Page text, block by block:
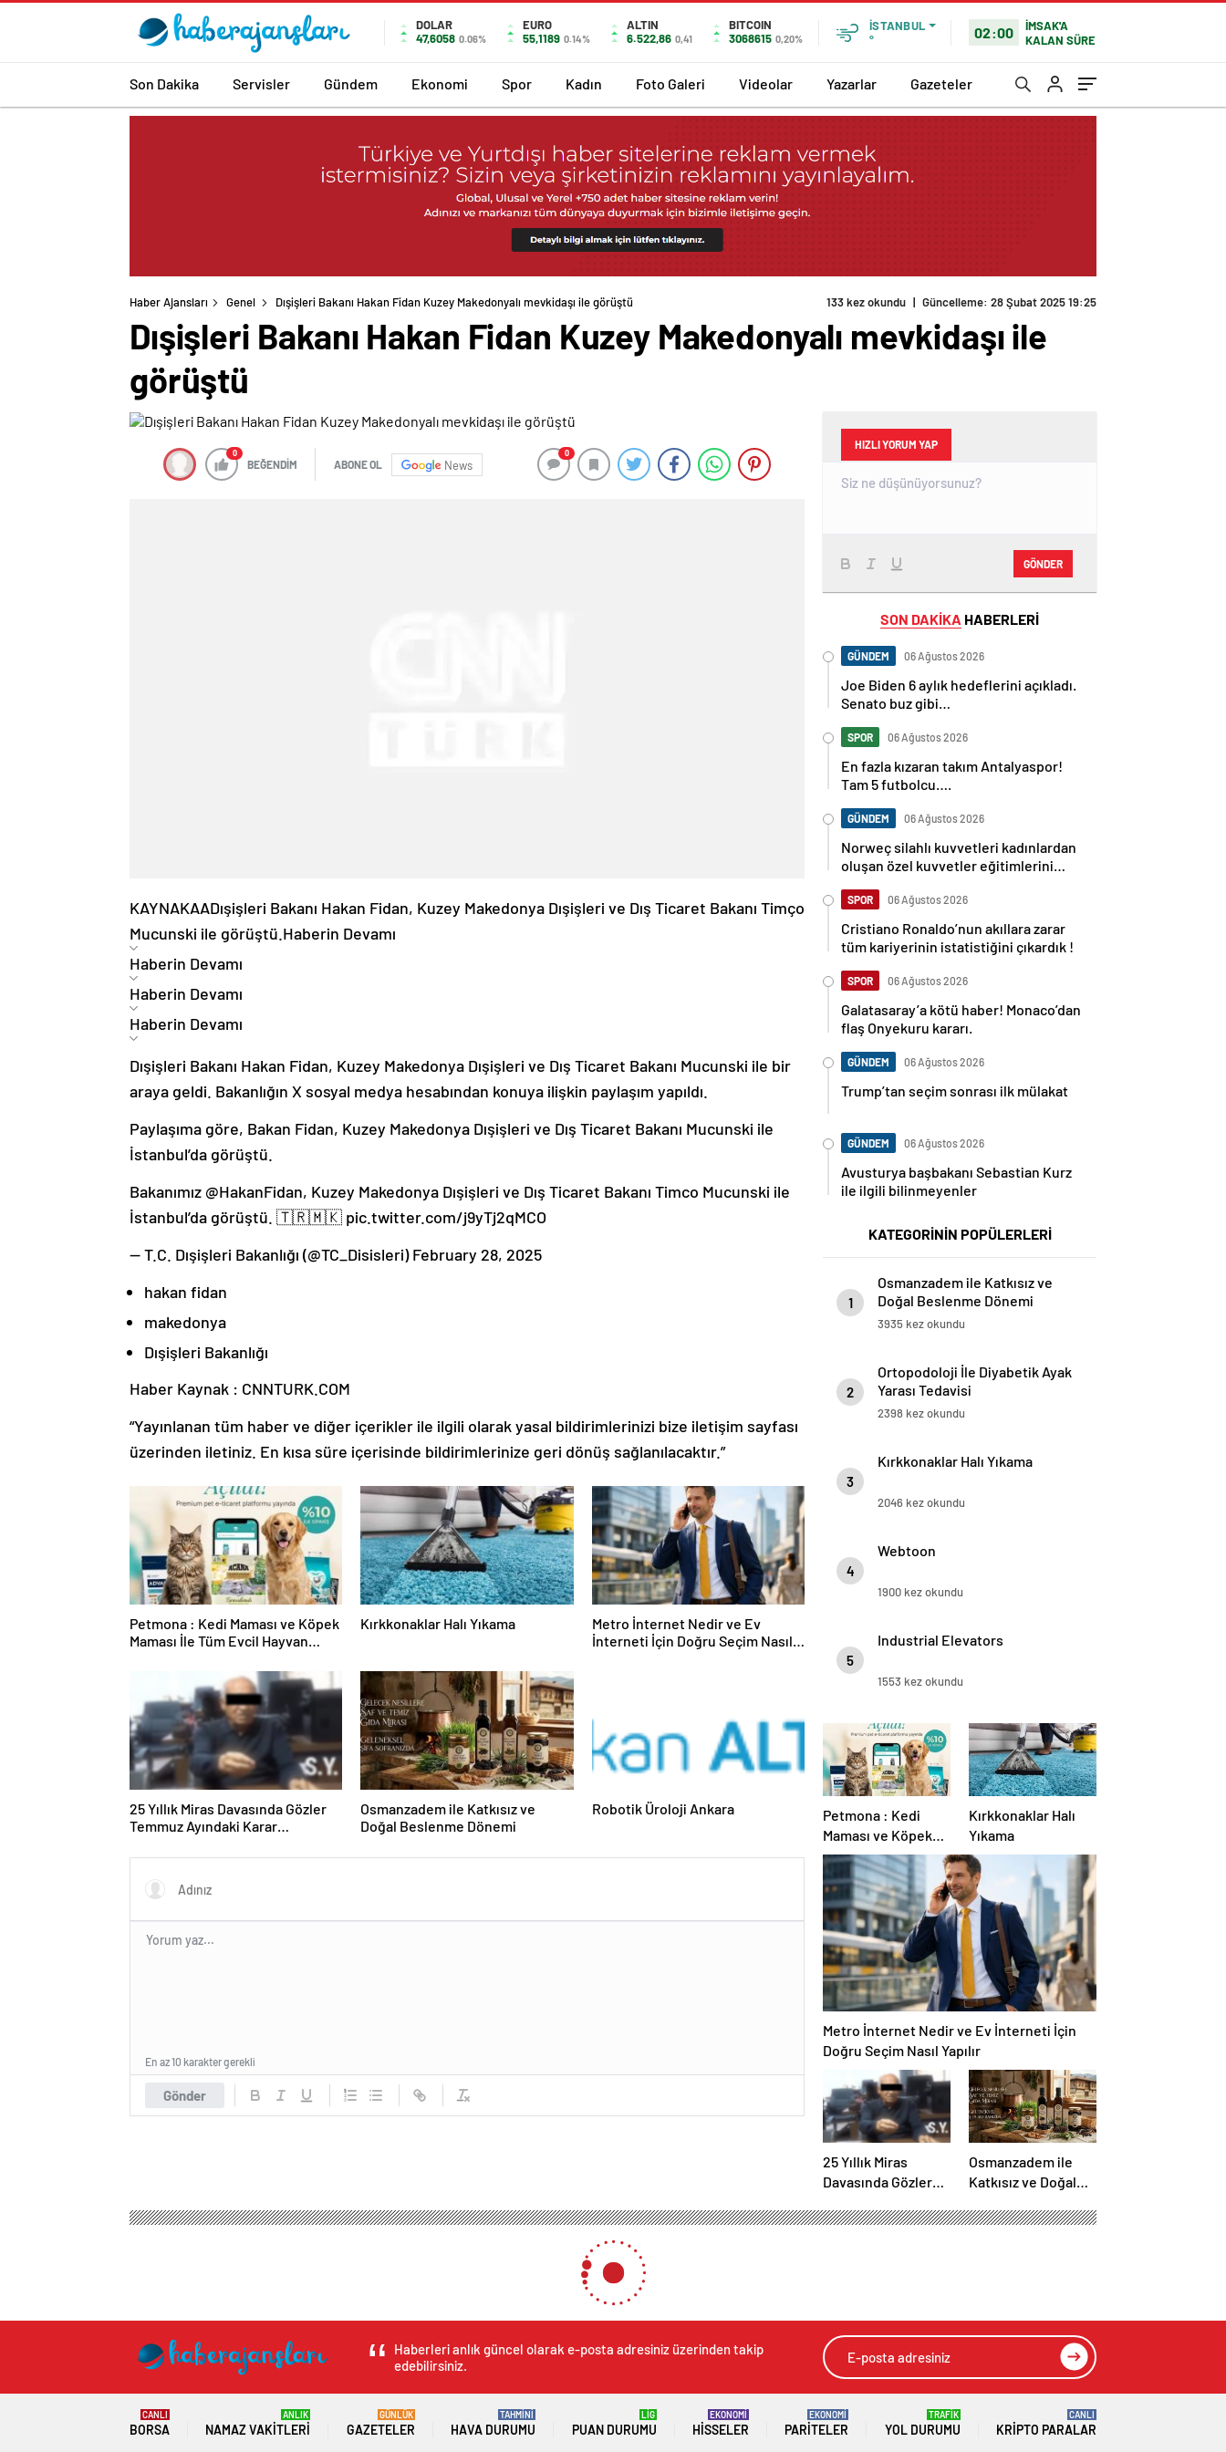
DOLAR
47,6058 0.06%
EURO
55,1189 0.14%
ALTIN
6.522,86 0,41
BITCOIN
3068615 0,20%
İSTANBUL
°
02:00
İMSAK'A
KALAN SÜRE
Son Dakika Servisler Gündem Ekonomi Spor Kadın Foto Galeri Videolar Yazarlar Gazeteler
Haber Ajansları Genel Dışişleri Bakanı Hakan Fidan Kuzey Makedonyalı mevkidaşı ile görüştü 133 kez okundu | Güncelleme: 28 Şubat 2025 19:25
Dışişleri Bakanı Hakan Fidan Kuzey Makedonyalı mevkidaşı ile
görüştü
0
BEĞENDİM ABONE OL News
0
KAYNAKAADışişleri Bakanı Hakan Fidan, Kuzey Makedonya Dışişleri ve Dış Ticaret Bakanı Timço
Mucunski ile görüştü.Haberin Devamı
Haberin Devamı
Haberin Devamı
Haberin Devamı
Dışişleri Bakanı Hakan Fidan, Kuzey Makedonya Dışişleri ve Dış Ticaret Bakanı Mucunski ile bir
araya geldi. Bakanlığın X sosyal medya hesabından konuya ilişkin paylaşım yapıldı.
Paylaşıma göre, Bakan Fidan, Kuzey Makedonya Dışişleri ve Dış Ticaret Bakanı Mucunski ile
İstanbul’da görüştü.
Bakanımız @HakanFidan, Kuzey Makedonya Dışişleri ve Dış Ticaret Bakanı Timco Mucunski ile
İstanbul’da görüştü. 🇹🇷🇲🇰 pic.twitter.com/j9yTj2qMCO
— T.C. Dışişleri Bakanlığı (@TC_Disisleri) February 28, 2025
hakan fidan
makedonya
Dışişleri Bakanlığı
Haber Kaynak : CNNTURK.COM
“Yayınlanan tüm haber ve diğer içerikler ile ilgili olarak yasal bildirimlerinizi bize iletişim sayfası
üzerinden iletiniz. En kısa süre içerisinde bildirimlerinize geri dönüş sağlanılacaktır.”
Petmona : Kedi Maması ve Köpek
Maması İle Tüm Evcil Hayvan
Kırkkonaklar Halı Yıkama
Metro İnternet Nedir ve Ev
İnterneti İçin Doğru Seçim Nasıl
25 Yıllık Miras Davasında Gözler
Temmuz Ayındaki Karar
Osmanzadem ile Katkısız ve
Doğal Beslenme Dönemi
Robotik Üroloji Ankara
Gönder
En az 10 karakter gerekli
HIZLI YORUM YAP
GÖNDER
SON DAKİKA HABERLERİ
GÜNDEM 06 Ağustos 2026
Joe Biden 6 aylık hedeflerini açıkladı.
Senato buz gibi…
SPOR 06 Ağustos 2026
En fazla kızaran takım Antalyaspor!
Tam 5 futbolcu….
GÜNDEM 06 Ağustos 2026
Norweç silahlı kuvvetleri kadınlardan
oluşan özel kuvvetler eğitimlerini
SPOR 06 Ağustos 2026
Cristiano Ronaldo’nun akıllara zarar
tüm kariyerinin istatistiğini çıkardık !
SPOR 06 Ağustos 2026
Galatasaray’a kötü haber! Monaco’dan
flaş Onyekuru kararı.
GÜNDEM 06 Ağustos 2026
Trump’tan seçim sonrası ilk mülakat
GÜNDEM 06 Ağustos 2026
Avusturya başbakanı Sebastian Kurz
ile ilgili bilinmeyenler
KATEGORİNİN POPÜLERLERİ
1
Osmanzadem ile Katkısız ve
Doğal Beslenme Dönemi
3935 kez okundu
2
Ortopodoloji İle Diyabetik Ayak
Yarası Tedavisi
2398 kez okundu
3
Kırkkonaklar Halı Yıkama
2046 kez okundu
4
Webtoon
1900 kez okundu
5
Industrial Elevators
1553 kez okundu
Petmona : Kedi
Maması ve Köpek
Maması İle Tüm
Evcil Hayvan
Ürünleri
Kırkkonaklar Halı
Yıkama
Metro İnternet Nedir ve Ev İnterneti İçin
Doğru Seçim Nasıl Yapılır
25 Yıllık Miras
Davasında Gözler
Karar Duruşmasına
Osmanzadem ile
Katkısız ve Doğal
Haberleri anlık güncel olarak e-posta adresiniz üzerinden takip
edebilirsiniz.
BORSA
CANLI
NAMAZ VAKITLERI
ANLIK
GAZETELER
GÜNLÜK
HAVA DURUMU
TAHMİNİ
PUAN DURUMU
LİG
HISSELER
EKONOMİ
PARITELER
EKONOMİ
YOL DURUMU
TRAFİK
KRIPTO PARALAR
CANLI